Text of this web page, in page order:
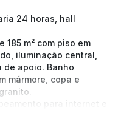
24 horas, hall
185 m² com piso em
iluminação central,
de apoio. Banho
mármore, copa e
para internet e